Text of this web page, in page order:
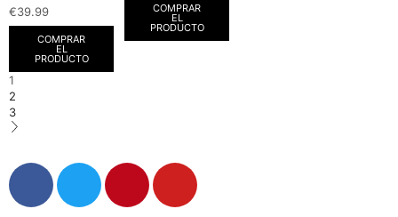
€39.99
COMPRAR
EL
PRODUCTO
COMPRAR
EL
PRODUCTO
1
2
3